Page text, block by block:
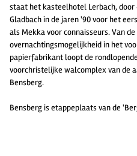
staat het kasteelhotel Lerbach,
Gladbach in de jaren '90 voor het
als Mekka voor connaisseurs. Van
overnachtingsmogelijkheid in het
papierfabrikant loopt de
voorchristelijke walcomplex van de
Bensberg.
Bensberg is etappeplaats van de